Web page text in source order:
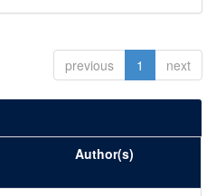
previous 1 next
Author(s)